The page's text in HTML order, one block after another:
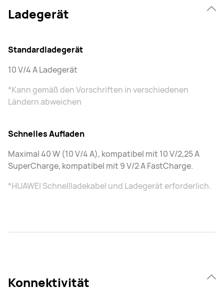
Ladegerät
Standardladegerät
10 V/4 A Ladegerät
*Kann gemäß den Vorschriften in verschiedenen
Ländern abweichen
Schnelles Aufladen
Maximal 40 W (10 V/4 A), kompatibel mit 10 V/2,25 A
SuperCharge, kompatibel mit 9 V/2 A FastCharge.
*HUAWEI Schnellladekabel und Ladegerät erforderlich.
Konnektivität